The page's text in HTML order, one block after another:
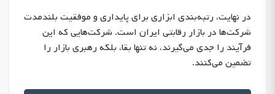
در نهایت، رتبه‌بندی ابزاری برای پایداری و موفقیت بلندمدت
شرکت‌ها در بازار رقابتی ایران است. شرکت‌هایی که این
فرآیند را جدی می‌گیرند، نه تنها بقا، بلکه رهبری بازار را
تضمین می‌کنند.